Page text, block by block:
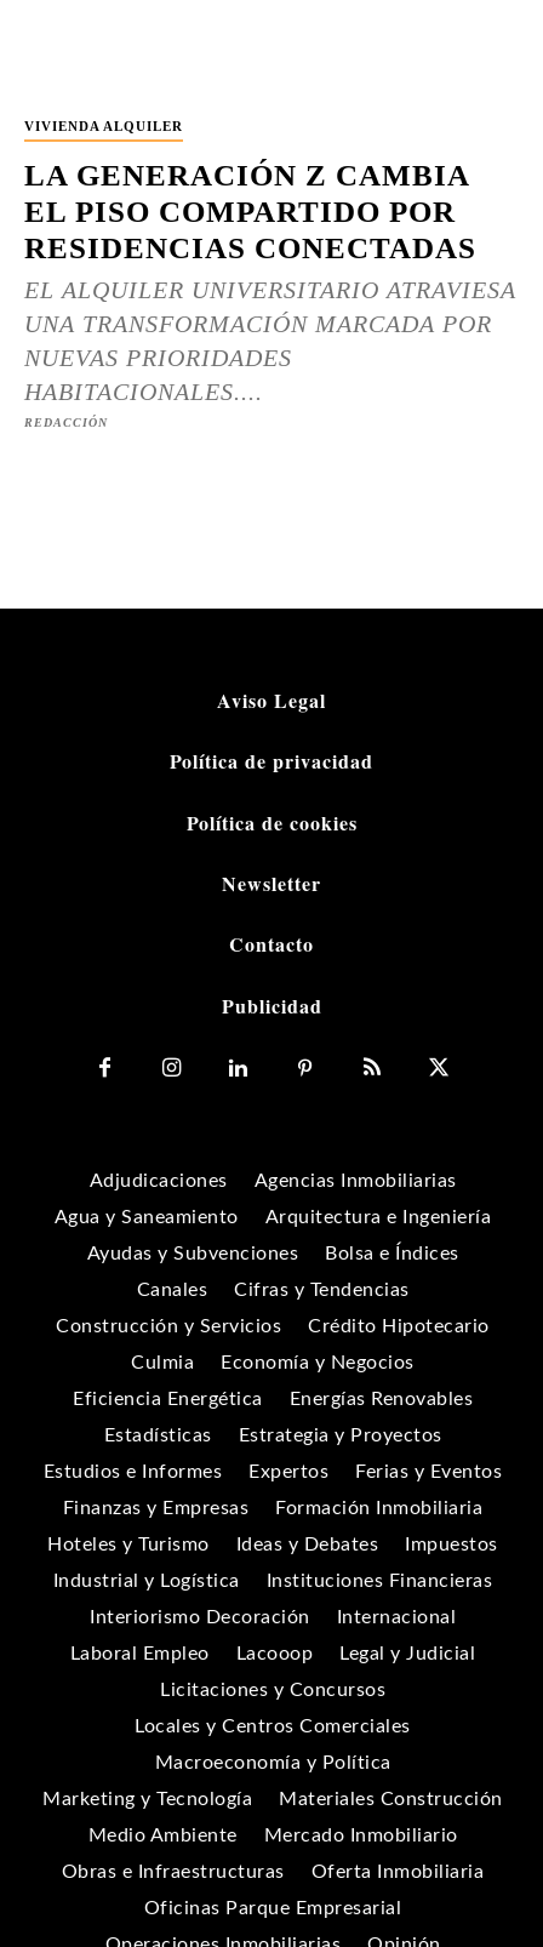
VIVIENDA ALQUILER
LA GENERACIÓN Z CAMBIA
EL PISO COMPARTIDO POR
RESIDENCIAS CONECTADAS
EL ALQUILER UNIVERSITARIO ATRAVIESA
UNA TRANSFORMACIÓN MARCADA POR
NUEVAS PRIORIDADES
HABITACIONALES....
REDACCIÓN
Aviso Legal
Política de privacidad
Política de cookies
Newsletter
Contacto
Publicidad
Adjudicaciones
Agencias Inmobiliarias
Agua y Saneamiento
Arquitectura e Ingeniería
Ayudas y Subvenciones
Bolsa e Índices
Canales
Cifras y Tendencias
Construcción y Servicios
Crédito Hipotecario
Culmia
Economía y Negocios
Eficiencia Energética
Energías Renovables
Estadísticas
Estrategia y Proyectos
Estudios e Informes
Expertos
Ferias y Eventos
Finanzas y Empresas
Formación Inmobiliaria
Hoteles y Turismo
Ideas y Debates
Impuestos
Industrial y Logística
Instituciones Financieras
Interiorismo Decoración
Internacional
Laboral Empleo
Lacooop
Legal y Judicial
Licitaciones y Concursos
Locales y Centros Comerciales
Macroeconomía y Política
Marketing y Tecnología
Materiales Construcción
Medio Ambiente
Mercado Inmobiliario
Obras e Infraestructuras
Oferta Inmobiliaria
Oficinas Parque Empresarial